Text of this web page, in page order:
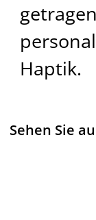
Haptik.
Sehen Sie